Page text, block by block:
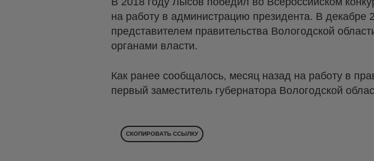
на работу в администрацию президента. В декабре
представителем правительства Вологодской
органами власти.
Как ранее сообщалось, месяц назад на работу в
первый заместитель губернатора Вологодской
СКОПИРОВАТЬ ССЫЛКУ